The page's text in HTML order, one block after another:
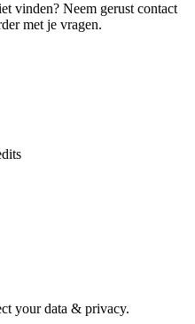
vinden? Neem gerust contact
met je vragen.
your data & privacy.